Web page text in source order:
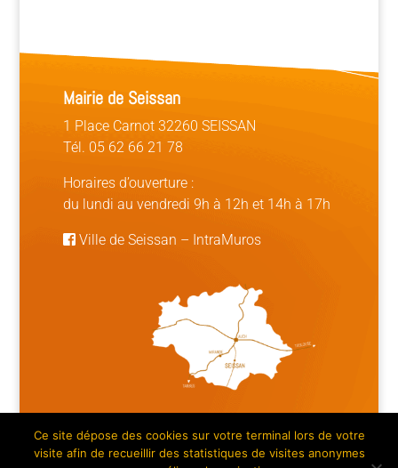
Mairie de Seissan
1 Place Carnot 32260 SEISSAN
Tél. 05 62 66 21 78
Horaires d’ouverture :
du lundi au vendredi 9h à 12h et 14h à 17h
Ville de Seissan – IntraMuros
Mentions légales | Crédits |Plan du site
Ce site dépose des cookies sur votre terminal lors de votre
visite afin de recueillir des statistiques de visites anonymes